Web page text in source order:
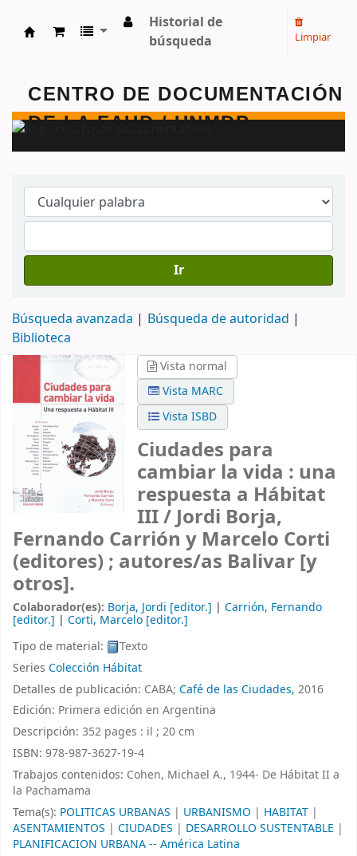
Centro de Documentación - FAUD - Unmdp -
Historial de
búsqueda
Limpiar
Ir
Búsqueda avanzada
Búsqueda de autoridad
Biblioteca
Vista normal
Vista MARC
Vista ISBD
Ciudades para
cambiar la vida : una
respuesta a Hábitat
III /Jordi Borja,
Fernando Carrión y Marcelo Corti
(editores) ; autores/as Balivar [y
otros].
Colaborador(es): Borja, Jordi [editor.] | Carrión, Fernando
[editor.] | Corti, Marcelo [editor.]
Tipo de material:
Texto
Series Colección Hábitat
Detalles de publicación: CABA; Café de las Ciudades, 2016
Edición: Primera edición en Argentina
Descripción: 352 pages : il ; 20 cm
ISBN: 978-987-3627-19-4
Trabajos contenidos: Cohen, Michael A., 1944- De Hábitat II a
la Pachamama
Tema(s): POLITICAS URBANAS | URBANISMO | HABITAT |
ASENTAMIENTOS | CIUDADES | DESARROLLO SUSTENTABLE |
PLANIFICACION URBANA -- América Latina